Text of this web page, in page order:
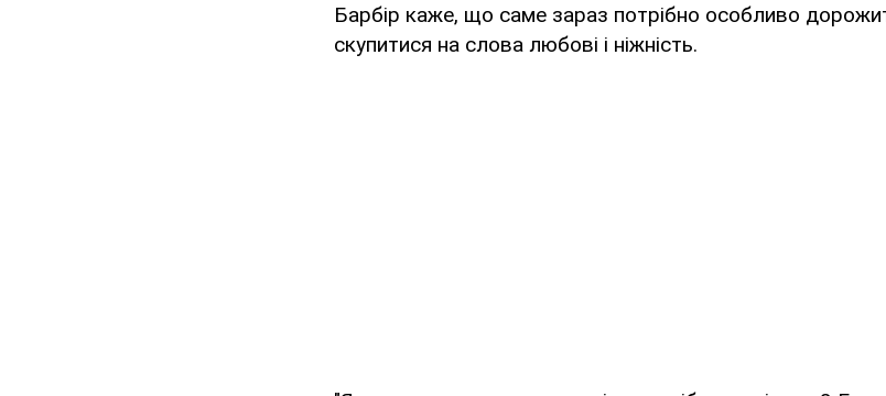
Барбір каже, що саме зараз потрібно особливо
скупитися на слова любові і ніжність.